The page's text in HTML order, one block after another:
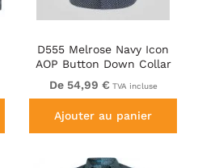
D555 Melrose Navy Icon
AOP Button Down Collar
Short Sleeve Navy
De 54,99 € TVA incluse
Ajouter au panier